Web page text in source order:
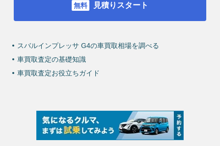
見積りスタート
スバルインプレッサ G4の車買取相場を調べる
車買取査定の基礎知識
車買取査定お役立ちガイド